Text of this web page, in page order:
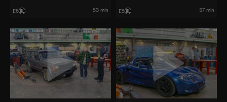
E6 53 min E5 57 min